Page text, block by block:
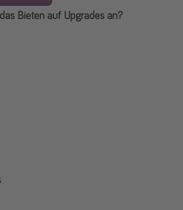
Bieten auf Upgrades an?